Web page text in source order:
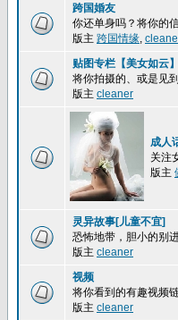
跨国婚友
你还单身吗？将你的
版主 跨国情缘,
贴图专栏【美女如云】
将你拍摄的、或是见
版主 cleaner
成人
关注
版主
灵异故事[儿童不宜]
恐怖地带，胆小的别
版主 cleaner
视频
将你看到的有趣视频
版主 cleaner